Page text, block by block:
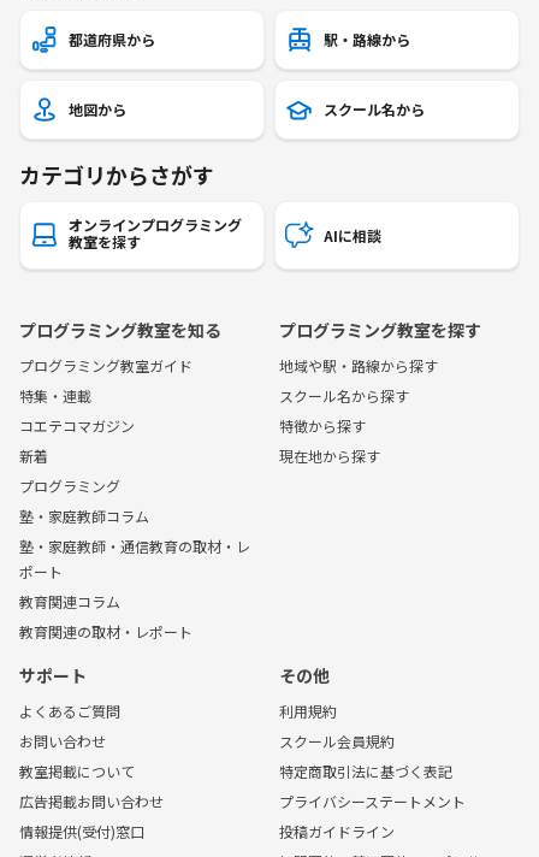
都道府県から 駅・路線から
地図から スクール名から
カテゴリからさがす
オンラインプログラミング
教室を探す
AIに相談
プログラミング教室を知る
プログラミング教室ガイド
特集・連載
コエテコマガジン
新着
プログラミング
塾・家庭教師コラム
塾・家庭教師・通信教育の取材・レ
ポート
教育関連コラム
教育関連の取材・レポート
プログラミング教室を探す
地域や駅・路線から探す
スクール名から探す
特徴から探す
現在地から探す
サポート
よくあるご質問
お問い合わせ
教室掲載について
広告掲載お問い合わせ
情報提供(受付)窓口
その他
利用規約
スクール会員規約
特定商取引法に基づく表記
プライバシーステートメント
投稿ガイドライン